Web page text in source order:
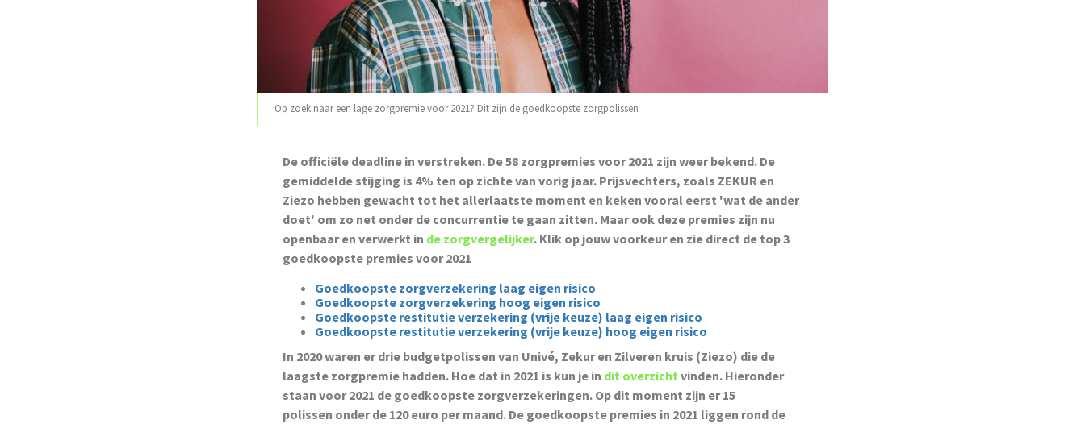
Op zoek naar een lage zorgpremie voor 2021? Dit zijn de goedkoopste zorgpolissen
De officiële deadline in verstreken. De 58 zorgpremies voor 2021 zijn weer bekend. De
gemiddelde stijging is 4% ten op zichte van vorig jaar. Prijsvechters, zoals ZEKUR en
Ziezo hebben gewacht tot het allerlaatste moment en keken vooral eerst 'wat de ander
doet' om zo net onder de concurrentie te gaan zitten. Maar ook deze premies zijn nu
openbaar en verwerkt in de zorgvergelijker. Klik op jouw voorkeur en zie direct de top 3
goedkoopste premies voor 2021
Goedkoopste zorgverzekering laag eigen risico
Goedkoopste zorgverzekering hoog eigen risico
Goedkoopste restitutie verzekering (vrije keuze) laag eigen risico
Goedkoopste restitutie verzekering (vrije keuze) hoog eigen risico
In 2020 waren er drie budgetpolissen van Univé, Zekur en Zilveren kruis (Ziezo) die de
laagste zorgpremie hadden. Hoe dat in 2021 is kun je in dit overzicht vinden. Hieronder
staan voor 2021 de goedkoopste zorgverzekeringen. Op dit moment zijn er 15
polissen onder de 120 euro per maand. De goedkoopste premies in 2021 liggen rond de